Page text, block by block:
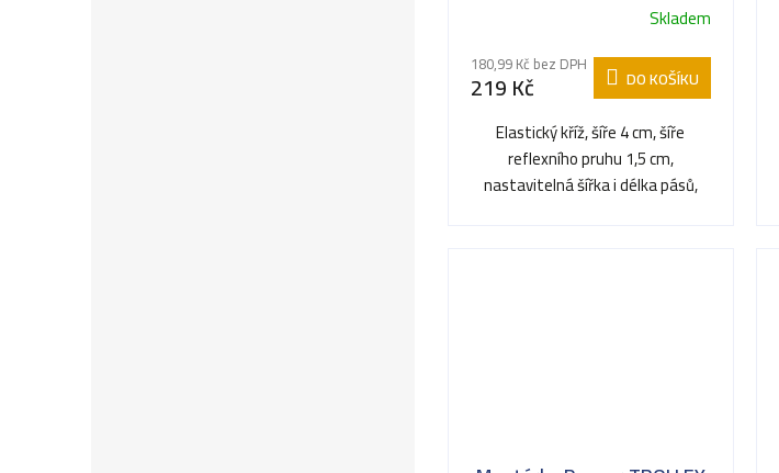
Skladem
180,99 Kč bez DPH
219 Kč DO KOŠÍKU
Elastický kříž, šíře 4 cm, šíře
reflexního pruhu 1,5 cm,
nastavitelná šířka i délka pásů,